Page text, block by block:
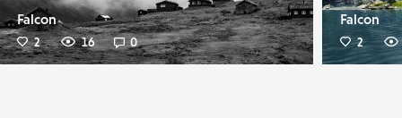
Falcon
2 16 0
Falcon
2